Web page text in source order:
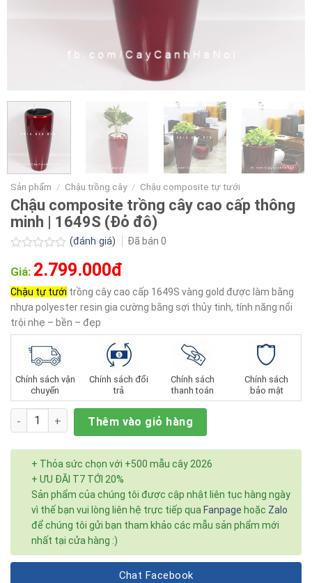
Sản phẩm / Chậu trồng cây / Chậu composite tự tưới
Chậu composite trồng cây cao cấp thông
minh | 1649S (Đỏ đô)
xếp
0.0
5
sao
(đánh giá) Đã bán 0
Giá: 2.799.000đ
Chậu tự tưới trồng cây cao cấp 1649S vàng gold được làm bằng
nhựa polyester resin gia cường bằng sợi thủy tinh, tính năng nổi
trội nhẹ – bền – đẹp
Chính sách vận
chuyển
Chính sách đổi
trả
Chính sách
thanh toán
Chính sách
bảo mật
Số lượng Thêm vào giỏ hàng
+ Thỏa sức chọn với +500 mẫu cây 2026
+ ƯU ĐÃI T7 TỚI 20%
Sản phẩm của chúng tôi được cập nhật liên tục hàng ngày
vì thế bạn vui lòng liên hệ trực tiếp qua Fanpage hoặc Zalo
để chúng tôi gửi bạn tham khảo các mẫu sản phẩm mới
nhất tại cửa hàng :)
Chat Facebook